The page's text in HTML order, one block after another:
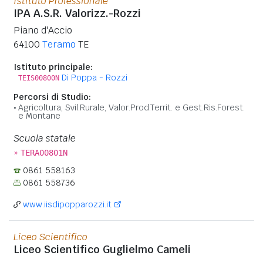
IPA A.S.R. Valorizz.-Rozzi
Piano d'Accio
64100 Teramo TE
Istituto principale:
TEIS00800N Di Poppa - Rozzi
Percorsi di Studio:
Agricoltura, Svil.Rurale, Valor.Prod.Territ. e Gest.Ris.Forest.
e Montane
Scuola statale
» TERA00801N
0861 558163
0861 558736
www.iisdipopparozzi.it
Liceo Scientifico
Liceo Scientifico Guglielmo Cameli